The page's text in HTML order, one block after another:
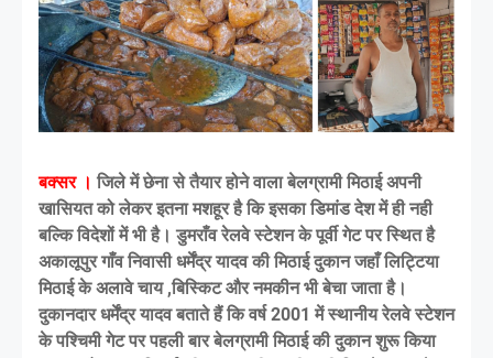
बक्सर ।जिले में छेना से तैयार होने वाला बेलग्रामी मिठाई अपनी
खासियत को लेकर इतना मशहूर है कि इसका डिमांड देश में ही नही
बल्कि विदेशों में भी है। डुमराँव रेलवे स्टेशन के पूर्वी गेट पर स्थित है
अकालूपुर गाँव निवासी धर्मेंद्र यादव की मिठाई दुकान जहाँ लिट्टिया
मिठाई के अलावे चाय ,बिस्किट और नमकीन भी बेचा जाता है।
दुकानदार धर्मेंद्र यादव बताते हैं कि वर्ष 2001 में स्थानीय रेलवे स्टेशन
के पश्चिमी गेट पर पहली बार बेलग्रामी मिठाई की दुकान शुरू किया